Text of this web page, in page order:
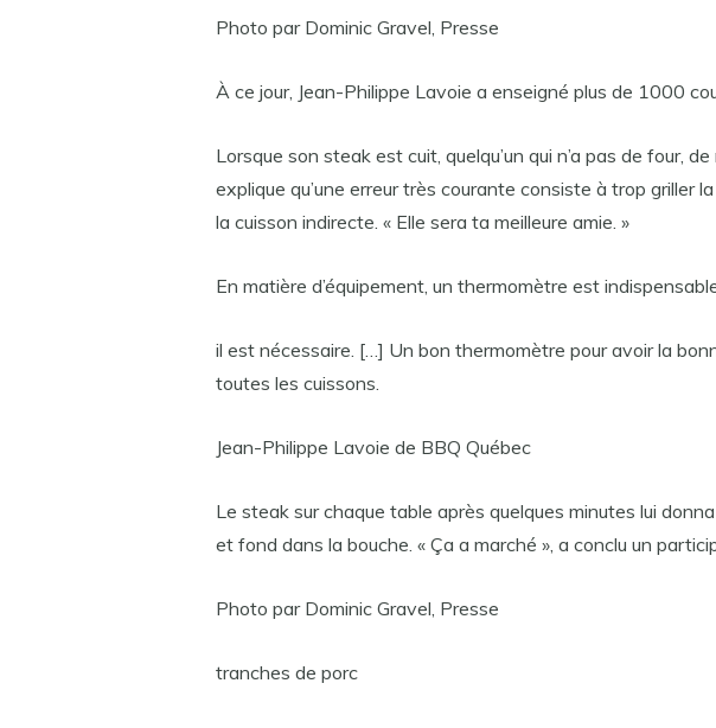
Photo par Dominic Gravel, Presse
À ce jour, Jean-Philippe Lavoie a enseigné plus de 1000
Lorsque son steak est cuit, quelqu’un qui n’a pas de four,
explique qu’une erreur très courante consiste à trop griller
la cuisson indirecte. « Elle sera ta meilleure amie. »
En matière d’équipement, un thermomètre est
il est nécessaire. […] Un bon thermomètre pour avoir la
toutes les cuissons.
Jean-Philippe Lavoie de BBQ Québec
Le steak sur chaque table après quelques minutes lui
et fond dans la bouche. « Ça a marché », a conclu un
Photo par Dominic Gravel, Presse
tranches de porc